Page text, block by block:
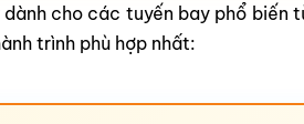
cho các tuyến bay phổ biến
trình phù hợp nhất: